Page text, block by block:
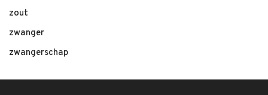
zout
zwanger
zwangerschap